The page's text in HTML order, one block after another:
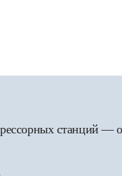
станций